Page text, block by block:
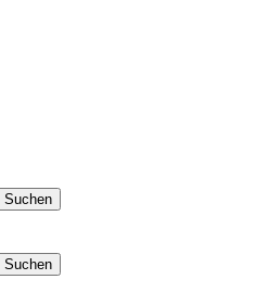
Suchen
Suchen